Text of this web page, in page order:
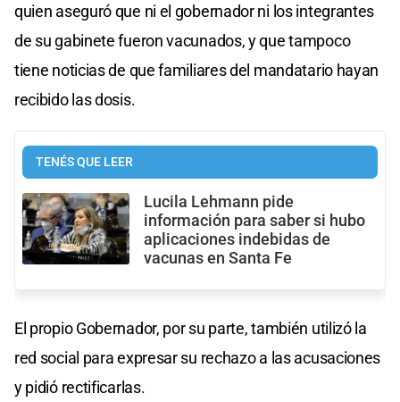
quien aseguró que ni el gobernador ni los integrantes
de su gabinete fueron vacunados, y que tampoco
tiene noticias de que familiares del mandatario hayan
recibido las dosis.
TENÉS QUE LEER
Lucila Lehmann pide
información para saber si hubo
aplicaciones indebidas de
vacunas en Santa Fe
El propio Gobernador, por su parte, también utilizó la
red social para expresar su rechazo a las acusaciones
y pidió rectificarlas.